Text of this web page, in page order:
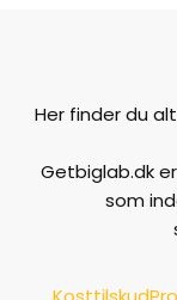
Her finder du
Getbiglab.dk
som